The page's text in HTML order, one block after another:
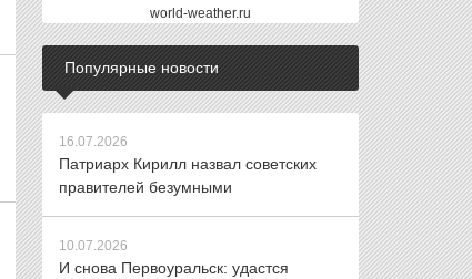
world-weather.ru
Популярные новости
16.07.2026
Патриарх Кирилл назвал советских
правителей безумными
10.07.2026
И снова Первоуральск: удастся